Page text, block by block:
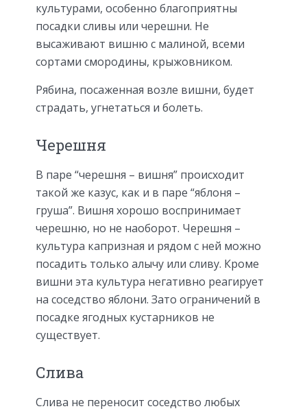
культурами, особенно благоприятны
посадки сливы или черешни. Не
высаживают вишню с малиной, всеми
сортами смородины, крыжовником.
Рябина, посаженная возле вишни, будет
страдать, угнетаться и болеть.
Черешня
В паре “черешня – вишня” происходит
такой же казус, как и в паре “яблоня –
груша”. Вишня хорошо воспринимает
черешню, но не наоборот. Черешня –
культура капризная и рядом с ней можно
посадить только алычу или сливу. Кроме
вишни эта культура негативно реагирует
на соседство яблони. Зато ограничений в
посадке ягодных кустарников не
существует.
Слива
Слива не переносит соседство любых